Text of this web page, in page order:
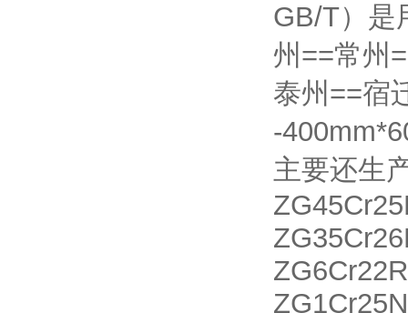
GB/T）是
州==常州
泰州==宿
-
主要还生